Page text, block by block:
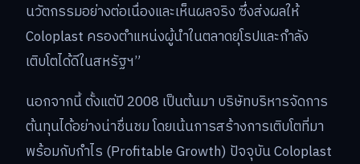
นวัตกรรมอย่างต่อเนื่องและเห็นผลจริง ซึ่งส่งผลให้
Coloplast ครองตำแหน่งผู้นำในตลาดยุโรปและกำลัง
เติบโตได้ดีในสหรัฐฯ”
นอกจากนี้ ตั้งแต่ปี 2008 เป็นต้นมา บริษัทบริหารจัดการ
ต้นทุนได้อย่างน่าชื่นชม โดยเน้นการสร้างการเติบโตที่มา
พร้อมกับกำไร (Profitable Growth) ปัจจุบัน Coloplast